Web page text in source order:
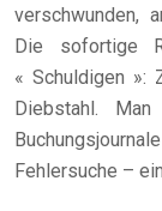
verschwunden,
Die sofortige
« Schuldigen »:
Diebstahl.
Fehlersuche –